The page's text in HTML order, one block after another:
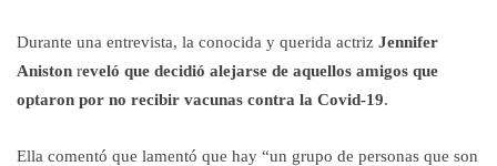
Durante una entrevista, la conocida y querida actriz Jennifer
Aniston reveló que decidió alejarse de aquellos amigos que
optaron por no recibir vacunas contra la Covid-19.
Ella comentó que lamentó que hay “un grupo de personas que son